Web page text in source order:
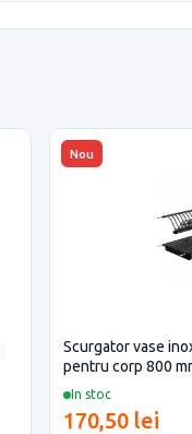
Nou
In stoc
Scurgator vase
pentru corp 800
170,50 lei